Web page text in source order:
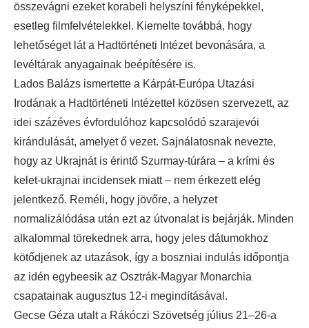
összevágni ezeket korabeli helyszíni fényképekkel,
esetleg filmfelvételekkel. Kiemelte továbbá, hogy
lehetőséget lát a Hadtörténeti Intézet bevonására, a
levéltárak anyagainak beépítésére is.
Lados Balázs ismertette a Kárpát-Európa Utazási
Irodának a Hadtörténeti Intézettel közösen szervezett, az
idei százéves évfordulóhoz kapcsolódó szarajevói
kirándulását, amelyet ő vezet. Sajnálatosnak nevezte,
hogy az Ukrajnát is érintő Szurmay-túrára – a krími és
kelet-ukrajnai incidensek miatt – nem érkezett elég
jelentkező. Reméli, hogy jövőre, a helyzet
normalizálódása után ezt az útvonalat is bejárják. Minden
alkalommal törekednek arra, hogy jeles dátumokhoz
kötődjenek az utazások, így a boszniai indulás időpontja
az idén egybeesik az Osztrák-Magyar Monarchia
csapatainak augusztus 12-i megindításával.
Gecse Géza utalt a Rákóczi Szövetség július 21–26-a